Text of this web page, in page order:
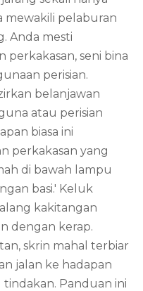
mewakili pelaburan
Anda mesti
seni bina
perisian.
belanjawan
atau perisian
biasa ini
perkakasan yang
di bawah lampu
basi.' Keluk
kakitangan
dengan kerap.
skrin mahal terbiar
jalan ke hadapan
Panduan ini